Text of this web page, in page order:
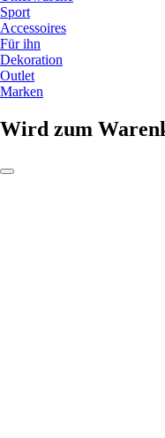
Sport
Accessoires
Für ihn
Dekoration
Outlet
Marken
Wird zum